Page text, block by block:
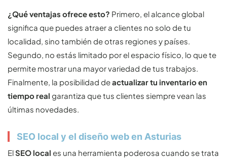
¿Qué ventajas ofrece esto? Primero, el alcance global
significa que puedes atraer a clientes no solo de tu
localidad, sino también de otras regiones y países.
Segundo, no estás limitado por el espacio físico, lo que te
permite mostrar una mayor variedad de tus trabajos.
Finalmente, la posibilidad deactualizar tu inventario en
tiempo real garantiza que tus clientes siempre vean las
últimas novedades.
SEO local y el diseño web en Asturias
ElSEO local es una herramienta poderosa cuando se trata